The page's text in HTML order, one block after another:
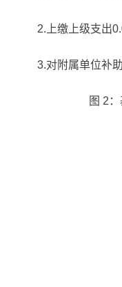
2.上缴上级支出
3.对附属单位补
图 2